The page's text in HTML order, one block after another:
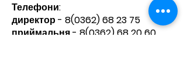
Телефони:​
директор - 8(0362) 68 23 75
приймальня - 8(0362) 68 20 60